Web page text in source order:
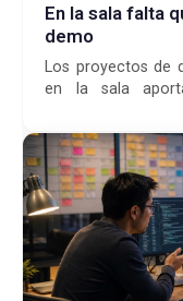
En la sala falta
demo
Los proyectos de
en la sala